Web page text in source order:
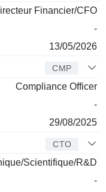
Financier/CFO
-
13/05/2026
CMP
Compliance Officer
-
29/08/2025
CTO
Scientifique/R&D
-